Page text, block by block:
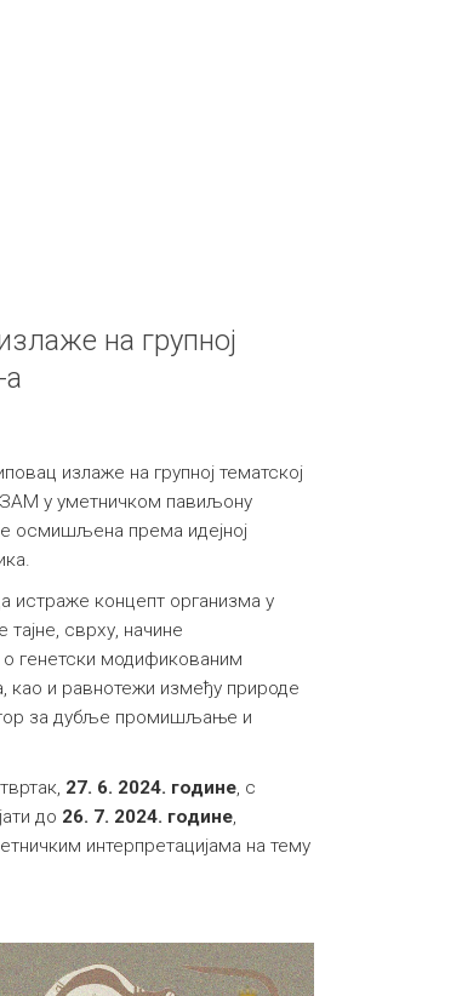
на групној
излаже на групној тематској
у уметничком павиљону
осмишљена према идејној
истраже концепт организма у
сврху, начине
генетски модификованим
као и равнотежи између природе
за дубље промишљање и
27. 6. 2024. године , с
до 26. 7. 2024. године
интерпретацијама на тему